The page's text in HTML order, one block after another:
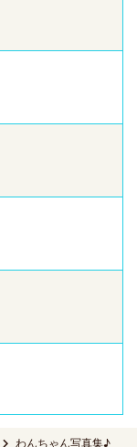
わんちゃん写真集♪